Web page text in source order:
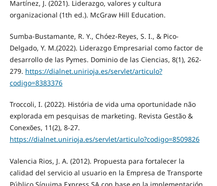
Martínez, J. (2021). Liderazgo, valores y cultura
organizacional (1th ed.). McGraw Hill Education.
Sumba-Bustamante, R. Y., Chóez-Reyes, S. I., & Pico-
Delgado, Y. M.(2022). Liderazgo Empresarial como factor de
desarrollo de las Pymes. Dominio de las Ciencias, 8(1), 262-
279. https://dialnet.unirioja.es/servlet/articulo?
codigo=8383376
Troccoli, I. (2022). História de vida uma oportunidade não
explorada em pesquisas de marketing. Revista Gestão &
Conexões, 11(2), 8-27.
https://dialnet.unirioja.es/servlet/articulo?codigo=8509826
Valencia Rios, J. A. (2012). Propuesta para fortalecer la
calidad del servicio al usuario en la Empresa de Transporte
Público Síquima Express SA con base en la implementación